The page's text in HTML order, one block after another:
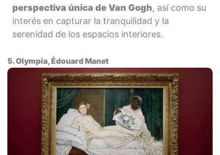
perspectiva única de Van Gogh, así como su
interés en capturar la tranquilidad y la
serenidad de los espacios interiores.
5. Olympia, Édouard Manet